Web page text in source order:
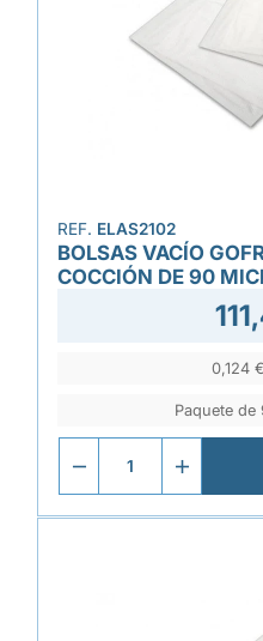
REF. ELAS2102
BOLSAS VACÍO
COCCIÓN DE 90
0,124
Paquete de